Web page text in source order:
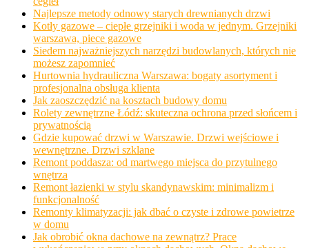
Najlepsze metody odnowy starych drewnianych drzwi
Kotły gazowe – ciepłe grzejniki i woda w jednym. Grzejniki
warszawa, piece gazowe
Siedem najważniejszych narzędzi budowlanych, których nie
możesz zapomnieć
Hurtownia hydrauliczna Warszawa: bogaty asortyment i
profesjonalna obsługa klienta
Jak zaoszczędzić na kosztach budowy domu
Rolety zewnętrzne Łódź: skuteczna ochrona przed słońcem i
prywatnością
Gdzie kupować drzwi w Warszawie. Drzwi wejściowe i
wewnętrzne. Drzwi szklane
Remont poddasza: od martwego miejsca do przytulnego
wnętrza
Remont łazienki w stylu skandynawskim: minimalizm i
funkcjonalność
Remonty klimatyzacji: jak dbać o czyste i zdrowe powietrze
w domu
Jak obrobić okna dachowe na zewnątrz? Prace